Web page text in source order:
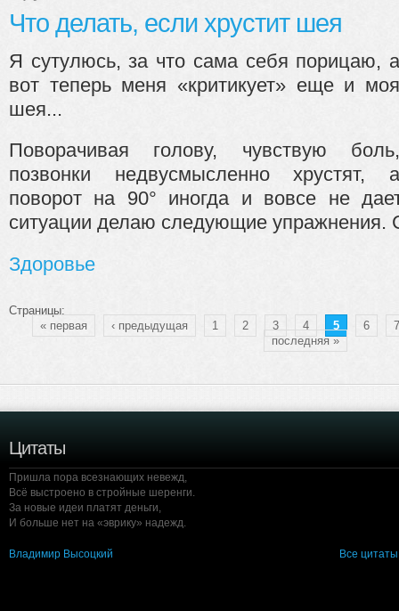
Что делать, если хрустит шея
Я сутулюсь, за что сама себя порицаю, а
вот теперь меня «критикует» еще и моя
шея...
Поворачивая голову, чувствую боль,
позвонки недвусмысленно хрустят, а
поворот на 90° иногда и вовсе не
ситуации делаю следующие упражнения.
Здоровье
Страницы:
« первая
‹ предыдущая 1 2 3 4 5 6
7
последняя »
Цитаты
Пришла пора всезнающих невежд,
Всё выстроено в стройные шеренги.
За новые идеи платят деньги,
И больше нет на «эврику» надежд.
Владимир Высоцкий Все